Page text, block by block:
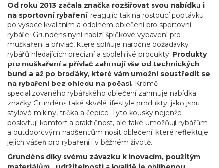
Od roku 2013 začala značka rozšiřovat svou nabídku i
na sportovní rybaření, reagujíc tak na rostoucí poptávku
po vysoce kvalitním a odolném oblečení pro sportovní
rybáře. Grundéns nyní nabízí špičkové vybavení pro
muškaření a přívlač, které splňuje náročné požadavky
rybářů hledajících precizní a spolehlivé produkty. Produkty
pro muškaření a přívlač zahrnují vše od technických
bund a až po broďáky, které vám umožní soustředit se
na rybaření bez ohledu na počasí. Kromě
specializovaného rybářského oblečení zahrnuje nabídka
značky Grundéns také skvělé lifestyle produkty, jako jsou
stylové mikiny, trička a čepice. Tyto kousky nejenže
poskytují komfort a praktičnost, ale také umožňují rybářům
a outdoorovým nadšencům nosit oblečení, které reflektuje
jejich vášeň pro rybaření i v běžném životě.
Grundéns díky svému závazku k inovacím, použitým